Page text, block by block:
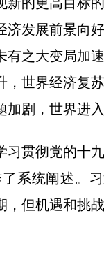
发展前景向
之大变局加
世界经济复
剧，世界进
贯彻党的十
系统阐述。
但机遇和挑